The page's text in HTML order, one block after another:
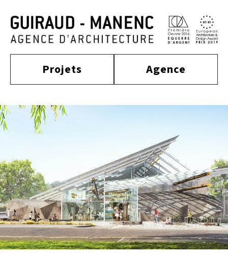
Projets Agence
construit
enseignement
sport
équipement
mobilité
industriel
actualité
approche
distinctions
publications
contact